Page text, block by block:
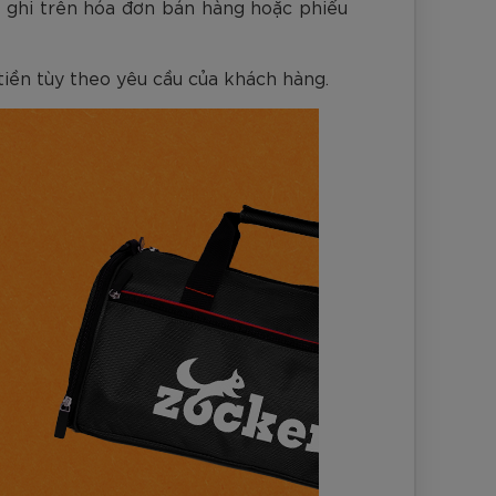
Cam
trên hóa đơn bán hàng hoặc phiếu
tùy theo yêu cầu của khách hàng.